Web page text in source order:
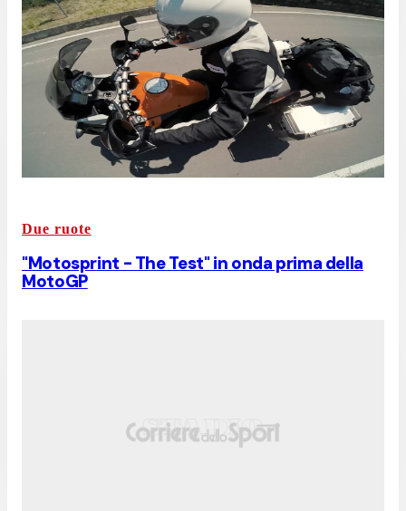
Due ruote
"Motosprint - The Test" in onda prima della
MotoGP